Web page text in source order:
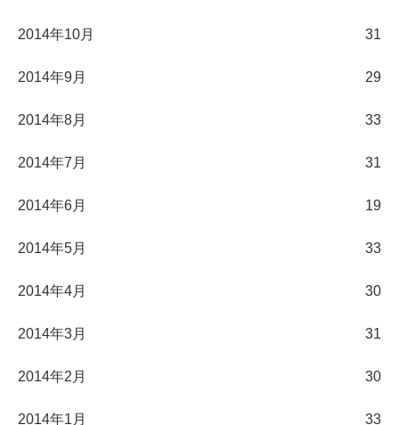
2014年10月 31
2014年9月 29
2014年8月 33
2014年7月 31
2014年6月 19
2014年5月 33
2014年4月 30
2014年3月 31
2014年2月 30
2014年1月 33